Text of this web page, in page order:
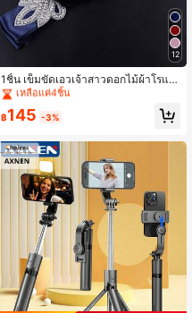
12
1ชิ้น เข็มขัดเอวเจ้าสาวดอกไม้ผ้าโรแม
นติกทำด้วยมือประดับเพชรเทียม ตกแต่
งชุดแต่งงาน อุปกรณ์ถ่ายภาพคนท้อง
เหลือแค่4ชิ้น
ลูกค้ากลับมาซื้อซ้ำ!
เหลือแค่4ชิ้น
ลูกค้ากลับมาซื้อซ้ำ!
เหลือแค่4ชิ้น
ลูกค้ากลับมาซื้อซ้ำ!
เหลือแค่4ชิ้น
฿145 -3%